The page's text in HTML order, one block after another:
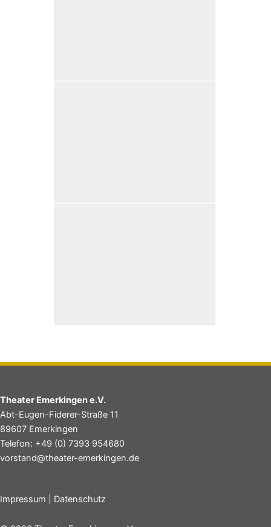
Theater Emerkingen e.V.
Abt-Eugen-Fiderer-Straße 11
89607 Emerkingen
Telefon: +49 (0) 7393 954680
vorstand@theater-emerkingen.de
Impressum Datenschutz